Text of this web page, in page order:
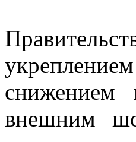
снижением
внешним